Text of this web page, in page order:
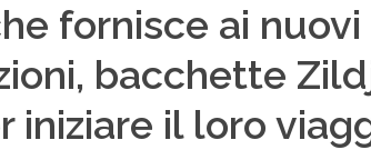
fornisce ai
bacchette
iniziare il loro